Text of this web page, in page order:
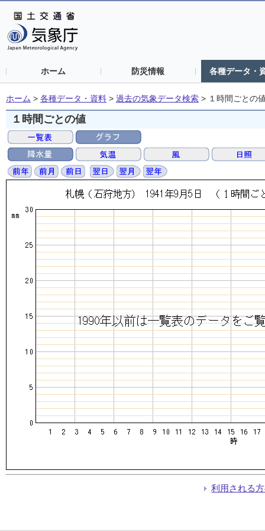
ホーム 防災情報 各種データ・
ホーム > 各種データ・資料 > 過去の気象データ検索 > １時間ごとの
１時間ごとの値
利用される